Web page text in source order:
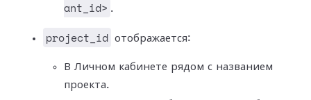
ant_id> .
project_id отображается:
В Личном кабинете рядом с названием
проекта.